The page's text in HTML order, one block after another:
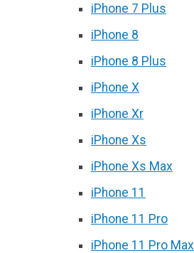
iPhone 7 Plus
iPhone 8
iPhone 8 Plus
iPhone X
iPhone Xr
iPhone Xs
iPhone Xs Max
iPhone 11
iPhone 11 Pro
iPhone 11 Pro Max